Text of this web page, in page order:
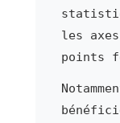
les
points